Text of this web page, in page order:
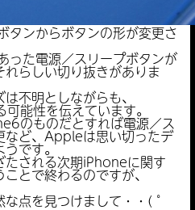
タンからボタンの形が変更さ
った電源／スリープボタンが
れらしい切り抜きがありま
不明としながらも、
能性を伝えています。
のものだとすれば電源／ス
など、Appleは思い切ったデ
うです。
たされる次期iPhoneに関す
とで終わるのですが、
点を見つけまして・・( ﾟ